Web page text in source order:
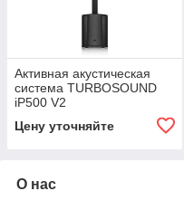
Активная акустическая
система TURBOSOUND
iP500 V2
Цену уточняйте
О нас